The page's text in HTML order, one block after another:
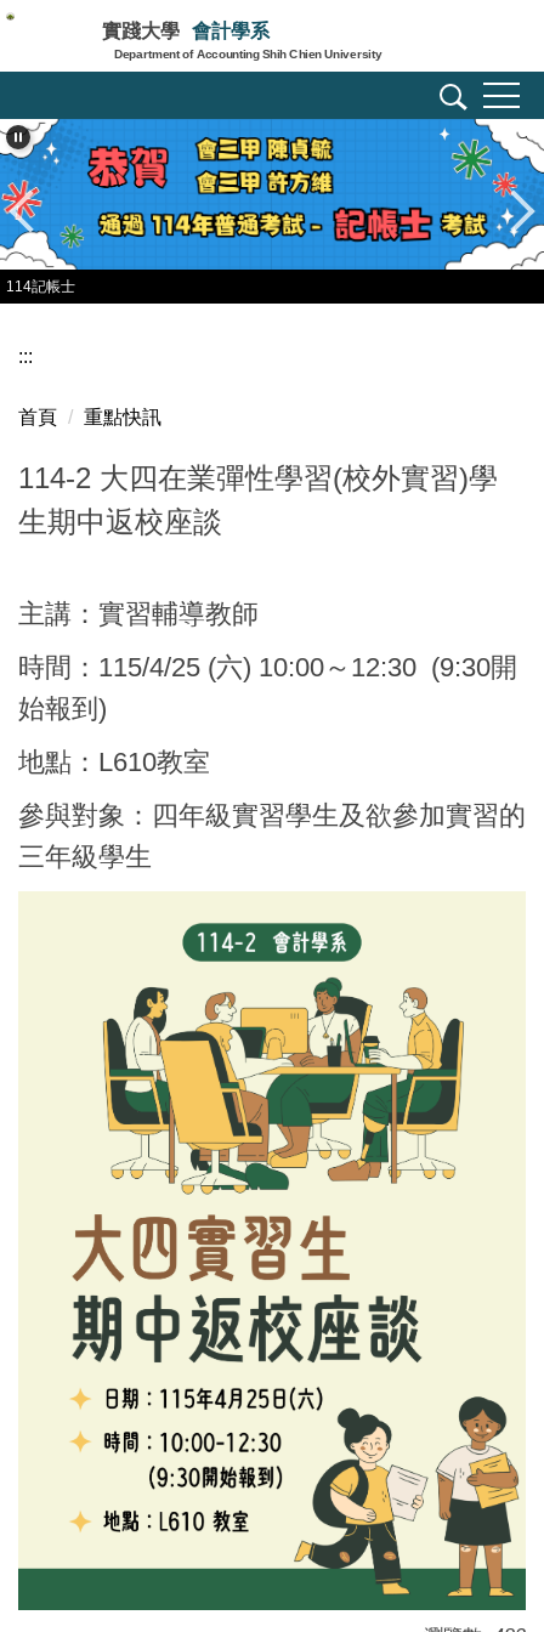
跳
主
內
容
區
實踐大學 會計學系
Department of Accounting Shih Chien University
114記帳士
:::
首頁 重點快訊
114-2 大四在業彈性學習(校外實習)學
生期中返校座談
主講：實習輔導教師
時間：115/4/25 (六) 10:00～12:30 (9:30開
始報到)
地點：L610教室
參與對象：四年級實習學生及欲參加實習的
三年級學生